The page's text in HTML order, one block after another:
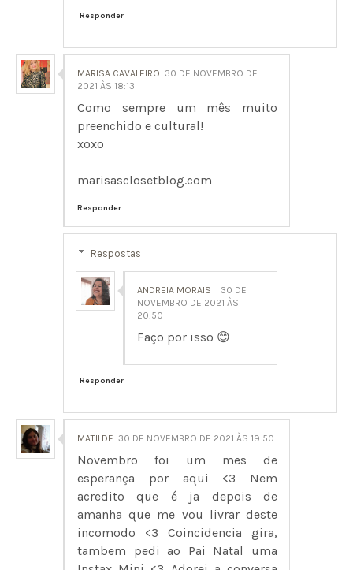
Responder
MARISA CAVALEIRO 30 DE NOVEMBRO DE
2021 ÀS 18:13
Como sempre um mês muito
preenchido e cultural!
xoxo
marisasclosetblog.com
Responder
Respostas
ANDREIA MORAIS
30 DE
NOVEMBRO DE 2021 ÀS
20:50
Faço por isso 😊
Responder
MATILDE 30 DE NOVEMBRO DE 2021 ÀS 19:50
Novembro foi um mes de
esperança por aqui <3 Nem
acredito que é ja depois de
amanha que me vou livrar deste
incomodo <3 Coincidencia gira,
tambem pedi ao Pai Natal uma